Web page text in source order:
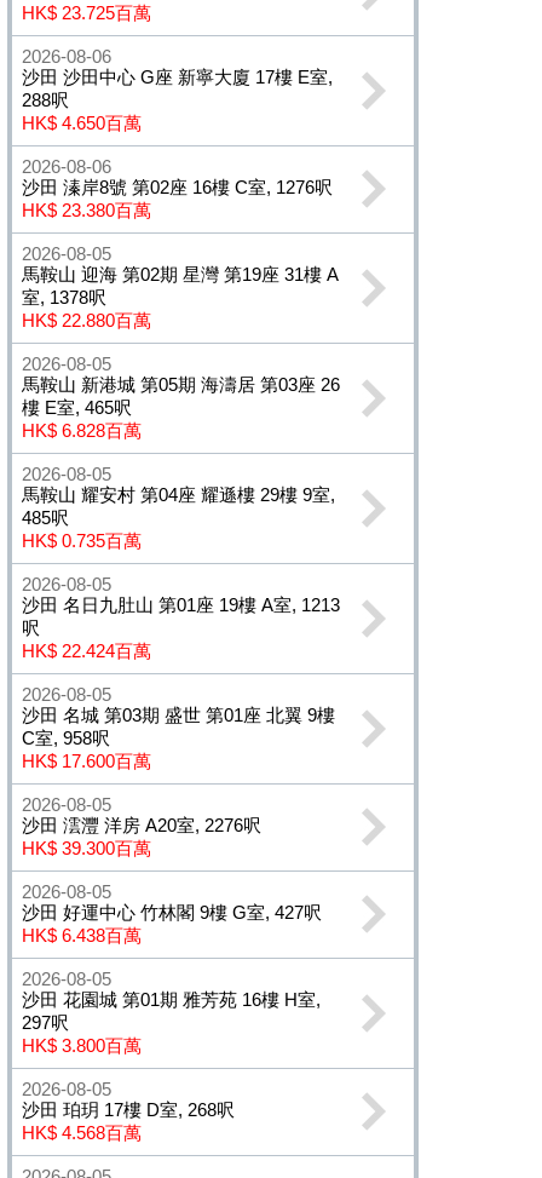
HK$ 23.725百萬
2026-08-06
沙田 沙田中心 G座 新寧大廈 17樓 E室,
288呎
HK$ 4.650百萬
2026-08-06
沙田 溱岸8號 第02座 16樓 C室, 1276呎
HK$ 23.380百萬
2026-08-05
馬鞍山 迎海 第02期 星灣 第19座 31樓 A
室, 1378呎
HK$ 22.880百萬
2026-08-05
馬鞍山 新港城 第05期 海濤居 第03座 26
樓 E室, 465呎
HK$ 6.828百萬
2026-08-05
馬鞍山 耀安村 第04座 耀遜樓 29樓 9室,
485呎
HK$ 0.735百萬
2026-08-05
沙田 名日九肚山 第01座 19樓 A室, 1213
呎
HK$ 22.424百萬
2026-08-05
沙田 名城 第03期 盛世 第01座 北翼 9樓
C室, 958呎
HK$ 17.600百萬
2026-08-05
沙田 澐灃 洋房 A20室, 2276呎
HK$ 39.300百萬
2026-08-05
沙田 好運中心 竹林閣 9樓 G室, 427呎
HK$ 6.438百萬
2026-08-05
沙田 花園城 第01期 雅芳苑 16樓 H室,
297呎
HK$ 3.800百萬
2026-08-05
沙田 珀玥 17樓 D室, 268呎
HK$ 4.568百萬